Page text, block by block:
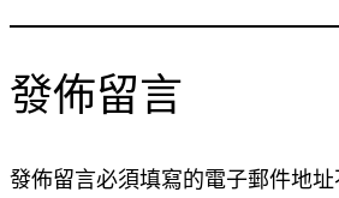
發佈留言
發佈留言必須填寫的電子郵件地址